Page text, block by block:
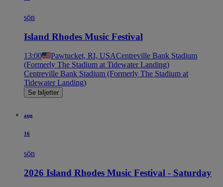
sön
Island Rhodes Music Festival
13:00 Pawtucket, RI, USACentreville Bank Stadium
(Formerly The Stadium at Tidewater Landing)
Centreville Bank Stadium (Formerly The Stadium at
Tidewater Landing)
Se biljetter
aug
16
sön
2026 Island Rhodes Music Festival - Saturday